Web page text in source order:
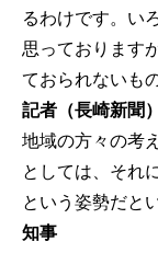
るわけです。い
思っております
ておられないも
記者（長崎新聞）
地域の方々の考
としては、それ
という姿勢だと
知事